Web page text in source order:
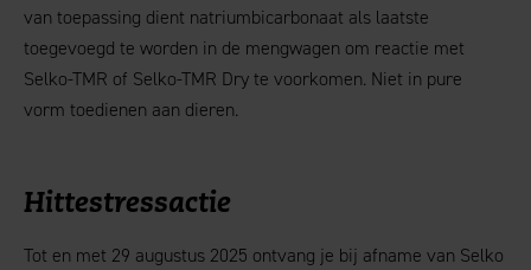
van toepassing dient natriumbicarbonaat als laatste
toegevoegd te worden in de mengwagen om reactie met
Selko-TMR of Selko-TMR Dry te voorkomen. Niet in pure
vorm toedienen aan dieren.
Hittestressactie
Tot en met 29 augustus 2025 ontvang je bij afname van Selko